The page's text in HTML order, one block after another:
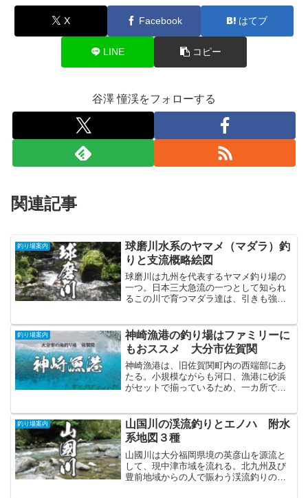
X Facebook はてブ
LINE コピー
谷澤 憧渓をフォローする
関連記事
釣り場案内
球磨川水系のヤマメ（マダラ）釣
りと支流概略絵図
球磨川は九州を代表するヤマメ釣り場の
一つ。日本三大急流の一つとして知られ
るこの川で育つマダラ達は、引きも強く
釣り場案内
神崎漁港の釣り場はファミリーに
もおススメ 大分市佐賀関
神崎漁港は、旧佐賀関町内の西端部にあ
たる。小規模ながらも河口、漁港に砂浜
がセットで揃っているため、一カ所で色
ありがたい。
釣り場案内
山国川の渓流釣りとエノハ 附水
系地図３種
山國川は大分福岡県境の英彦山を源流と
して、現中津市域を流れる。北九州及び
豊前地域からの人で賑わう渓流釣りの人